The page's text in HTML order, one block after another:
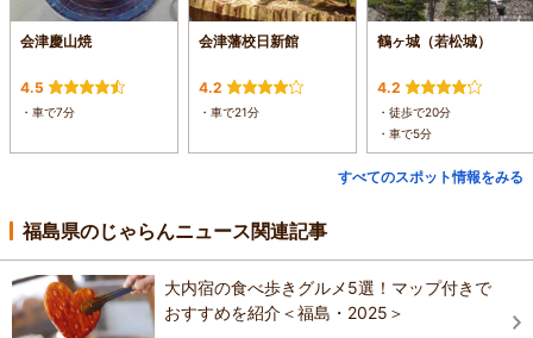
会津慶山焼
4.5
・車で7分
会津藩校日新館
4.2
・車で21分
鶴ヶ城（若松城）
4.2
・徒歩で20分
・車で5分
すべてのスポット情報をみる
福島県のじゃらんニュース関連記事
大内宿の食べ歩きグルメ5選！マップ付きで
おすすめを紹介＜福島・2025＞